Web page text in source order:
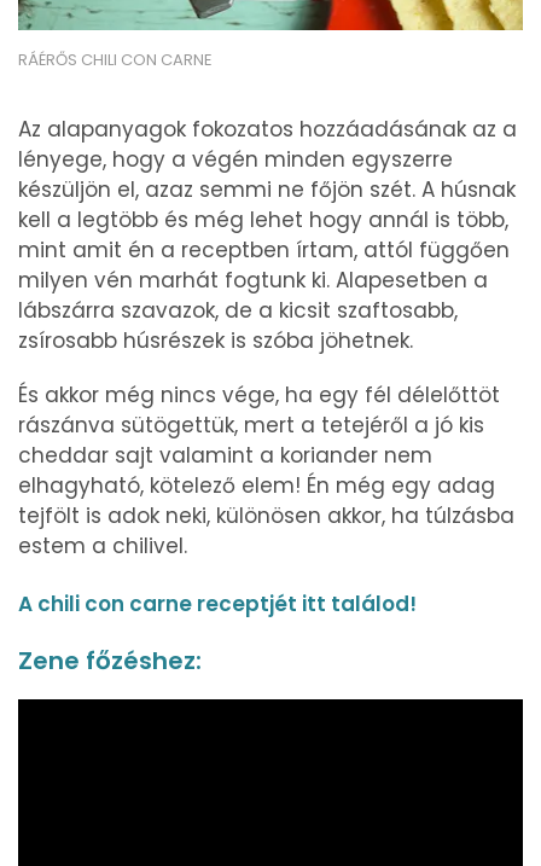
RÁÉRŐS CHILI CON CARNE
Az alapanyagok fokozatos hozzáadásának az a
lényege, hogy a végén minden egyszerre
készüljön el, azaz semmi ne főjön szét. A húsnak
kell a legtöbb és még lehet hogy annál is több,
mint amit én a receptben írtam, attól függően
milyen vén marhát fogtunk ki. Alapesetben a
lábszárra szavazok, de a kicsit szaftosabb,
zsírosabb húsrészek is szóba jöhetnek.
És akkor még nincs vége, ha egy fél délelőttöt
rászánva sütögettük, mert a tetejéről a jó kis
cheddar sajt valamint a koriander nem
elhagyható, kötelező elem! Én még egy adag
tejfölt is adok neki, különösen akkor, ha túlzásba
estem a chilivel.
A chili con carne receptjét itt találod!
Zene főzéshez: